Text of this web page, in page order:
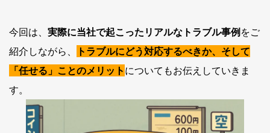
今回は、 実際に当社で起こったリアルなトラブル事例をご
紹介しながら、
トラブルにどう対応するべきか、そして
「任せる」ことのメリット についてもお伝えしていきま
す。